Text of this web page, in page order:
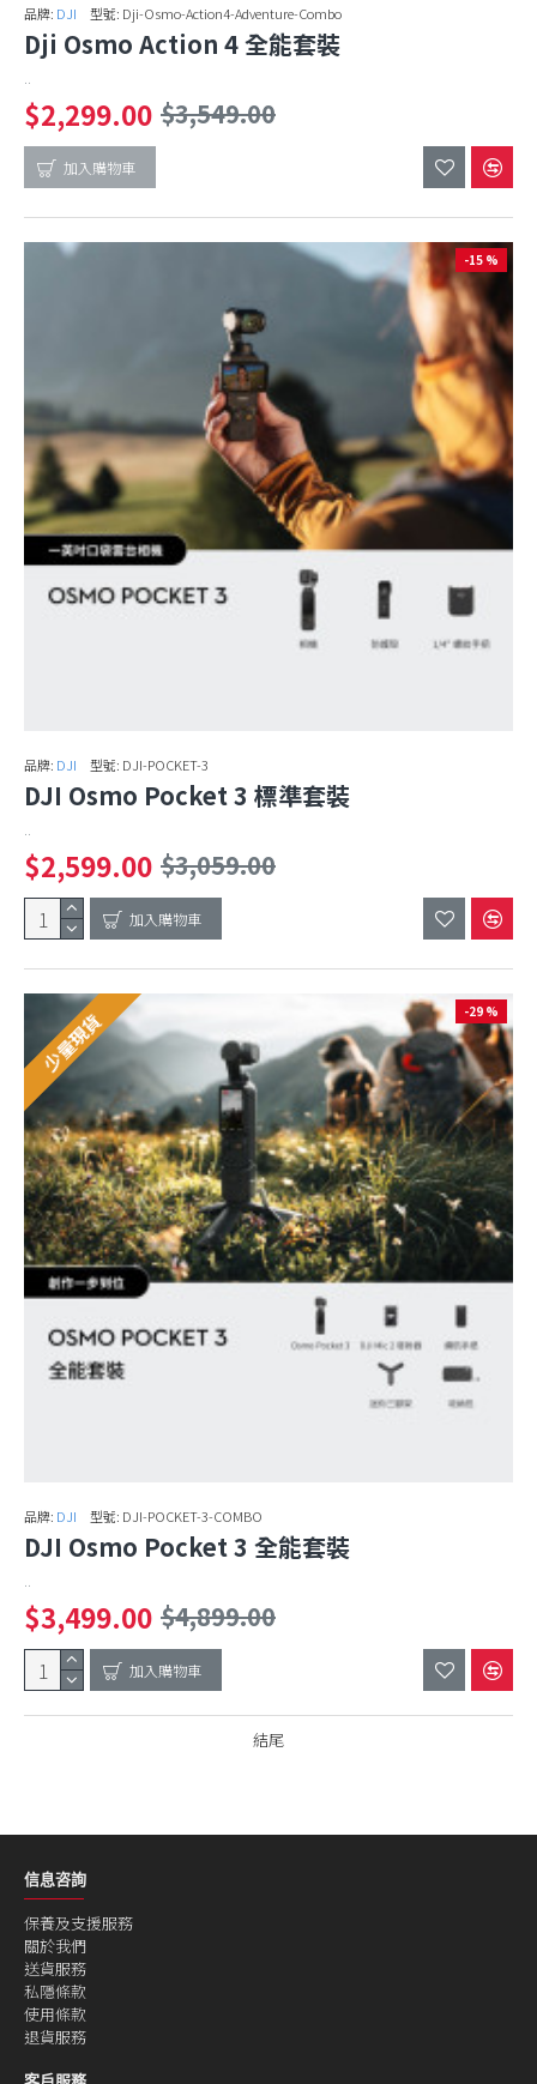
品牌: DJI 型號: Dji-Osmo-Action4-Adventure-Combo
Dji Osmo Action 4 全能套裝
..
$2,299.00 $3,549.00
加入購物車
-15 %
品牌: DJI 型號: DJI-POCKET-3
DJI Osmo Pocket 3 標準套裝
..
$2,599.00 $3,059.00
加入購物車
少量現貨 -29 %
品牌: DJI 型號: DJI-POCKET-3-COMBO
DJI Osmo Pocket 3 全能套裝
..
$3,499.00 $4,899.00
加入購物車
結尾
信息咨詢
保養及支援服務
關於我們
送貨服務
私隱條款
使用條款
退貨服務
客戶服務